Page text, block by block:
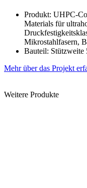
Produkt: UHPC-
Materials für
Mikrostahlfasern,
Bauteil: Stützweite
Mehr über das Projekt
Weitere Produkte